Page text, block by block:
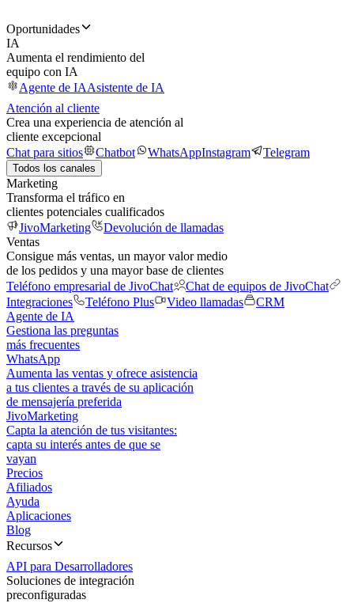
Oportunidades
IA
Aumenta el rendimiento del
equipo con IA
Agente de IAAsistente de IA
Atención al cliente
Crea una experiencia de atención al
cliente excepcional
Chat para sitios
Chatbot WhatsAppInstagram Telegram
Todos los canales
Marketing
Transforma el tráfico en
clientes potenciales cualificados
JivoMarketing
Devolución de llamadas
Ventas
Consigue más ventas, un mayor valor medio
de los pedidos y una mayor base de clientes
Teléfono empresarial de JivoChat
Chat de equipos de JivoChat
Integraciones
Teléfono Plus Video llamadas
CRM
Agente de IA
Gestiona las preguntas
más frecuentes
WhatsApp
Aumenta las ventas y ofrece asistencia
a tus clientes a través de su aplicación
de mensajería preferida
JivoMarketing
Capta la atención de tus visitantes:
capta su interés antes de que se
vayan
Precios
Afiliados
Ayuda
Aplicaciones
Blog
Recursos
API para Desarrolladores
Soluciones de integración
preconfiguradas